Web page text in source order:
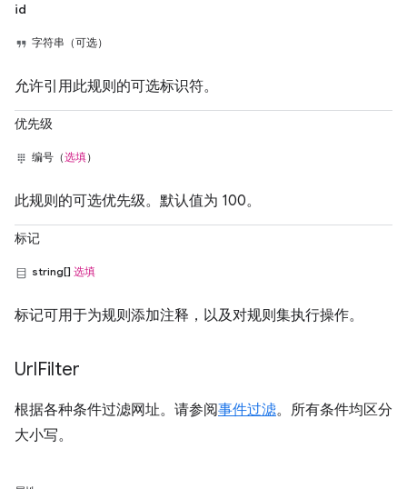
id
字符串（可选）
允许引用此规则的可选标识符。
优先级
编号（选填）
此规则的可选优先级。默认值为 100。
标记
string[] 选填
标记可用于为规则添加注释，以及对规则集执行操作。
UrlFilter
根据各种条件过滤网址。请参阅事件过滤。所有条件均区分
大小写。